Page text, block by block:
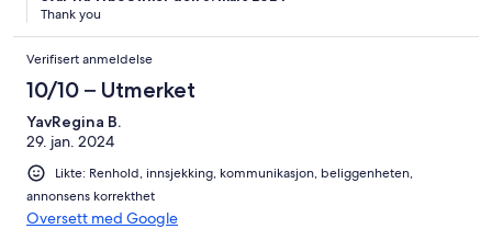
Thank you
Verifisert anmeldelse
10/10 – Utmerket
YavRegina B.
29. jan. 2024
Likte: Renhold, innsjekking, kommunikasjon, beliggenheten,
annonsens korrekthet
Oversett med Google